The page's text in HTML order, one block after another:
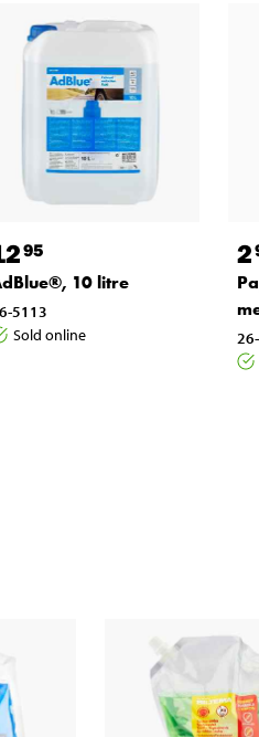
95
10 litre
5113
Sold online
2